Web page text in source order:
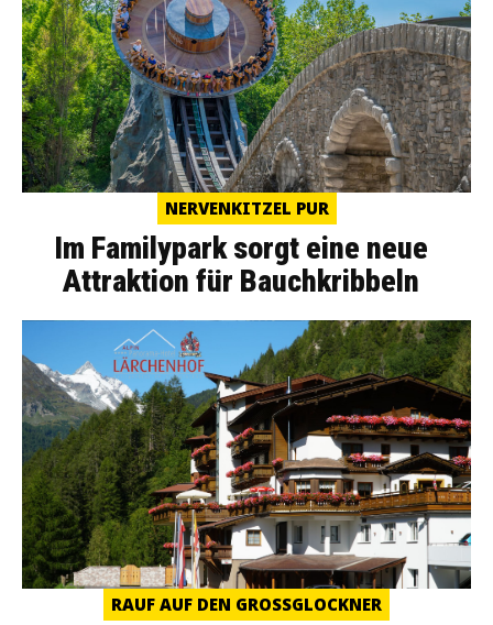
NERVENKITZEL PUR
Im Familypark sorgt eine neue
Attraktion für Bauchkribbeln
RAUF AUF DEN GROSSGLOCKNER